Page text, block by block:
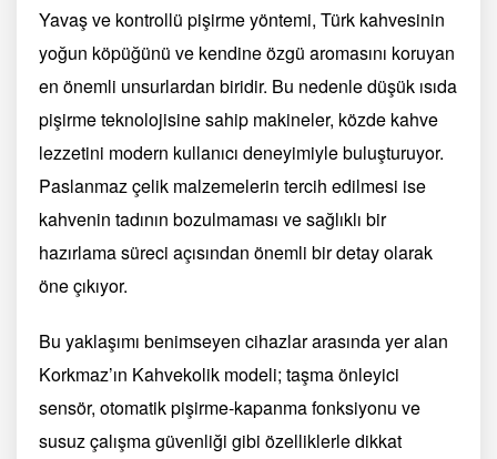
Yavaş ve kontrollü pişirme yöntemi, Türk kahvesinin
yoğun köpüğünü ve kendine özgü aromasını koruyan
en önemli unsurlardan biridir. Bu nedenle düşük ısıda
pişirme teknolojisine sahip makineler, közde kahve
lezzetini modern kullanıcı deneyimiyle buluşturuyor.
Paslanmaz çelik malzemelerin tercih edilmesi ise
kahvenin tadının bozulmaması ve sağlıklı bir
hazırlama süreci açısından önemli bir detay olarak
öne çıkıyor.
Bu yaklaşımı benimseyen cihazlar arasında yer alan
Korkmaz’ın Kahvekolik modeli; taşma önleyici
sensör, otomatik pişirme-kapanma fonksiyonu ve
susuz çalışma güvenliği gibi özelliklerle dikkat